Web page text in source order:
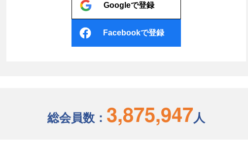
Googleで登録
Facebookで登録
総会員数： 3,875,947人